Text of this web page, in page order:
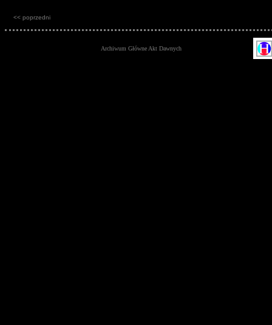
<< poprzedni
Archiwum Główne Akt Dawnych